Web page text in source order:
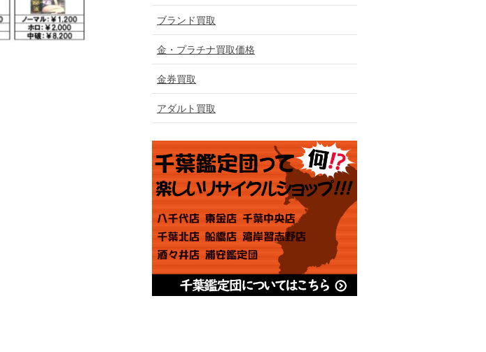
ブランド買取
金・プラチナ買取価格
金券買取
アダルト買取